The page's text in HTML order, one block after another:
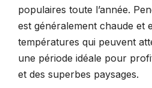
populaires toute l’année.
est généralement chaude et
températures qui peuvent
une période idéale pour
et des superbes paysages.